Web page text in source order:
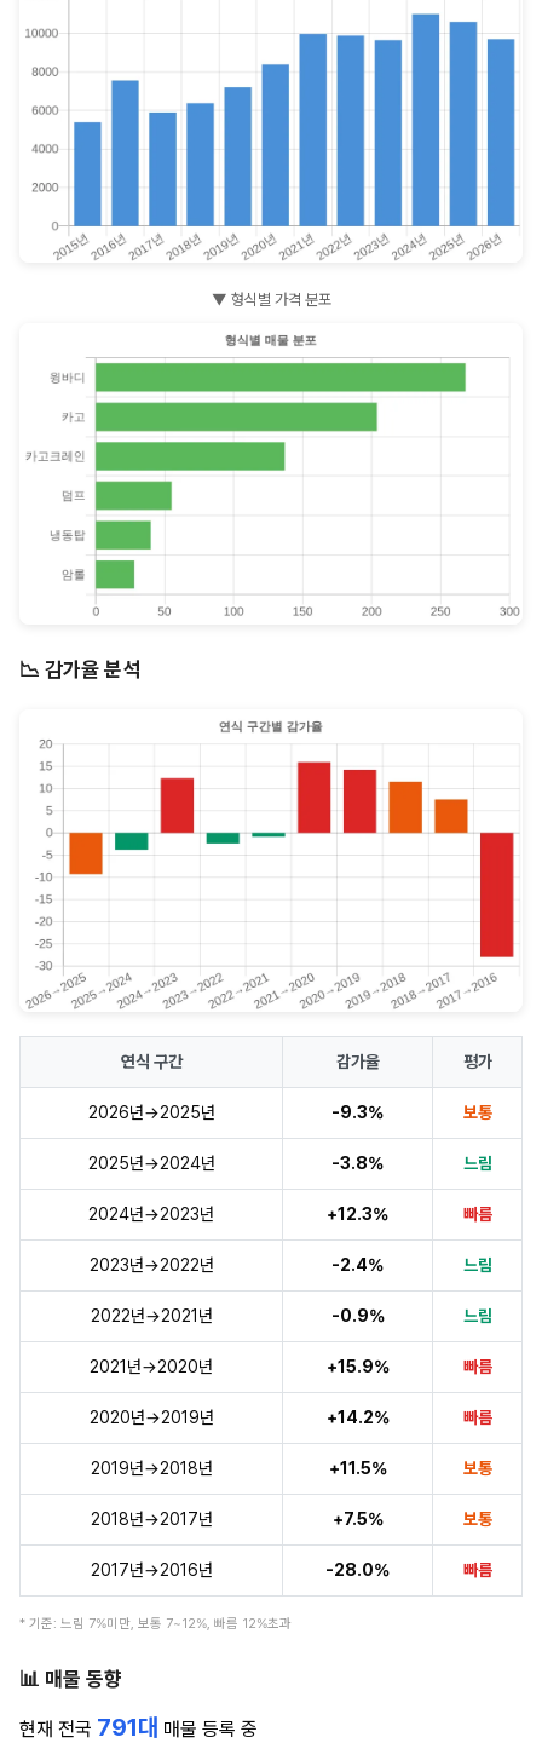
▼ 형식별 가격 분포
📉 감가율 분석
연식 구간 감가율 평가
2026년→2025년 -9.3% 보통
2025년→2024년 -3.8% 느림
2024년→2023년 +12.3% 빠름
2023년→2022년 -2.4% 느림
2022년→2021년 -0.9% 느림
2021년→2020년 +15.9% 빠름
2020년→2019년 +14.2% 빠름
2019년→2018년 +11.5% 보통
2018년→2017년 +7.5% 보통
2017년→2016년 -28.0% 빠름
* 기준: 느림 7%미만, 보통 7~12%, 빠름 12%초과
📊 매물 동향
현재 전국 791대 매물 등록 중